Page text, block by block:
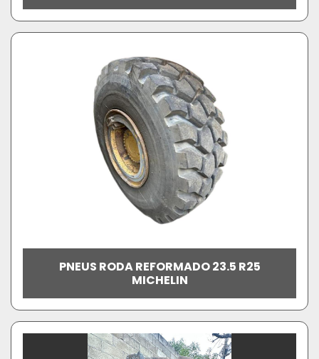
PNEUS RODA REFORMADO 23.5 R25
MICHELIN